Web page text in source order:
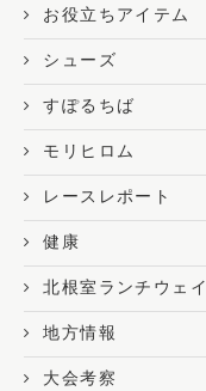
お役立ちアイテム
シューズ
すぽるちば
モリヒロム
レースレポート
健康
北根室ランチウェイ
地方情報
大会考察